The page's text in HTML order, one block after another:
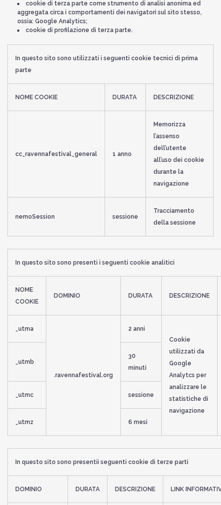
cookie di terza parte come strumento di analisi anonima ed
aggregata circa i comportamenti dei navigatori sul sito stesso,
ossia: Google Analytics;
cookie di profilazione di terza parte.
In questo sito sono utilizzati i seguenti cookie tecnici di prima
parte
NOME COOKIE DURATA DESCRIZIONE
cc_ravennafestival_general 1 anno
Memorizza
l’assenso
dell’utente
all’uso dei cookie
durante la
navigazione
nemoSession sessione
Tracciamento
della sessione
In questo sito sono presenti i seguenti cookie analitici
NOME
COOKIE
DOMINIO DURATA DESCRIZIONE
_utma
.ravennafestival.org
2 anni
Cookie
utilizzati da
Google
Analytcs per
analizzare le
statistiche di
navigazione
_utmb
30
minuti
_utmc sessione
_utmz 6 mesi
In questo sito sono presentii seguenti cookie di terze parti
DOMINIO DURATA DESCRIZIONE LINK